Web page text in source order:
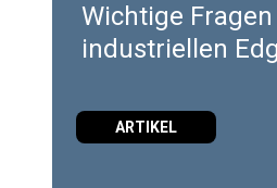
Wichtige
industriellen
ARTIKEL